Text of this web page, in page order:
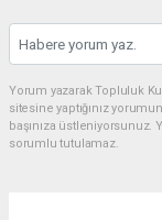
Yorum yazarak Topluluk
sitesine yaptığınız
başınıza
sorumlu tutulamaz.